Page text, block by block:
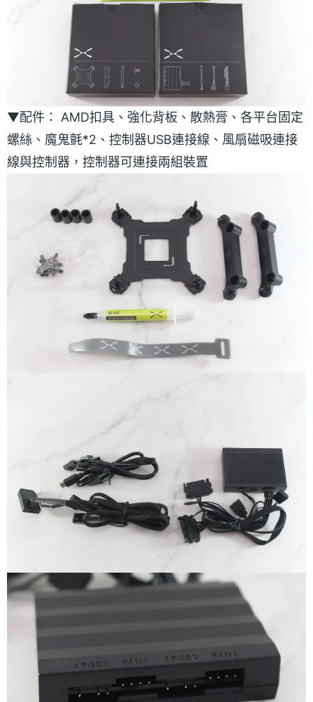
▼配件： AMD扣具、強化背板、散熱膏、各平台固定
螺絲、魔鬼氈*2、控制器USB連接線、風扇磁吸連接
線與控制器，控制器可連接兩組裝置